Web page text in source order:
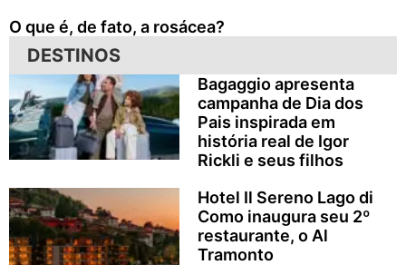
O que é, de fato, a rosácea?
DESTINOS
Bagaggio apresenta
campanha de Dia dos
Pais inspirada em
história real de Igor
Rickli e seus filhos
Hotel Il Sereno Lago di
Como inaugura seu 2º
restaurante, o Al
Tramonto